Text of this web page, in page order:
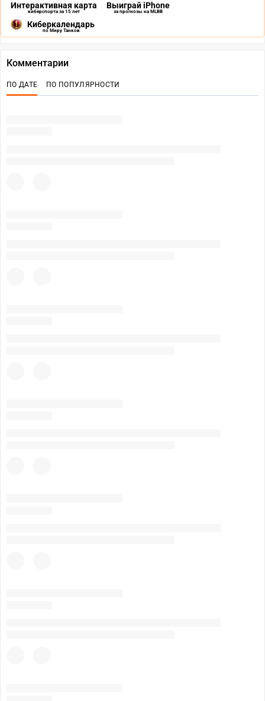
Интерактивная карта
киберспорта за 15 лет
Выиграй iPhone
за прогнозы на MLBB
Киберкалендарь
по Миру Танков
Комментарии
ПО ДАТЕ ПО ПОПУЛЯРНОСТИ